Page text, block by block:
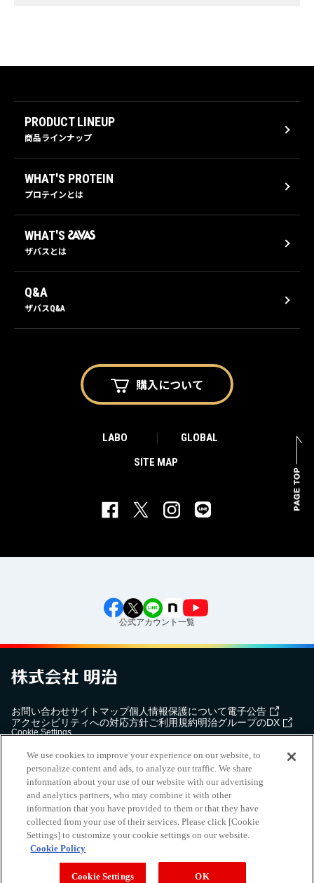
PRODUCT LINEUP
商品ラインナップ
WHAT'S PROTEIN
プロテインとは
WHAT'S
ザバスとは
Q&A
ザバスQ&A
購入について
LABO
GLOBAL
SITE MAP
公式アカウント一覧
お問い合わせサイトマップ個人情報保護について電子公告
アクセシビリティへの対応方針ご利用規約明治グループのDX
Cookie Settings
明治ホールディングス株式会社 （ EN 簡体 ）
Meiji Seika ファルマ株式会社
Copyright Meiji Co., Ltd. All Rights Reserved.
We use cookies to improve your experience on our website, to
personalize content and ads, to analyze our traffic. We share
information about your use of our website with our advertising
and analytics partners, who may combine it with other
information that you have provided to them or that they have
collected from your use of their services. Please click [Cookie
Settings] to customize your cookie settings on our website.
Cookie Policy
Cookie Settings OK